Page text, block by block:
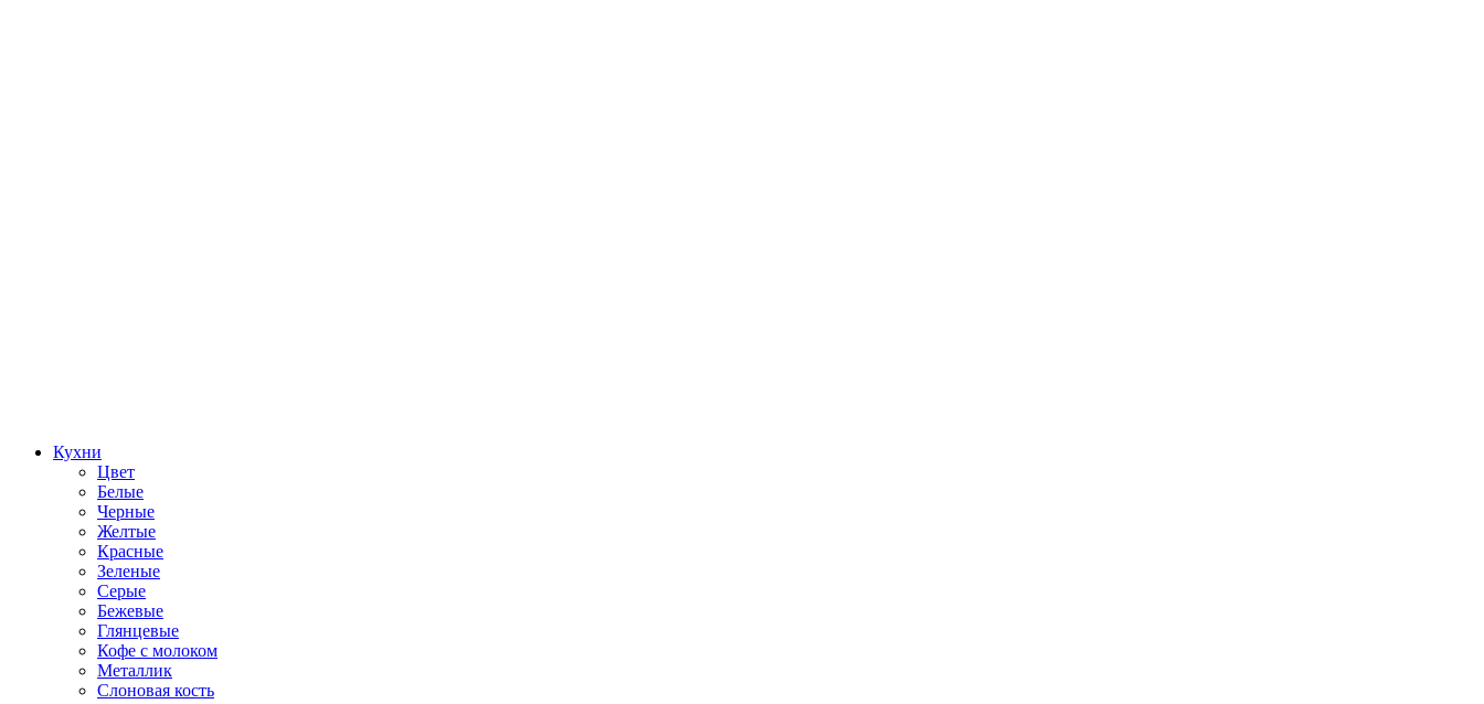
Кухни
Цвет
Белые
Черные
Желтые
Красные
Зеленые
Серые
Бежевые
Глянцевые
Кофе с молоком
Металлик
Слоновая кость